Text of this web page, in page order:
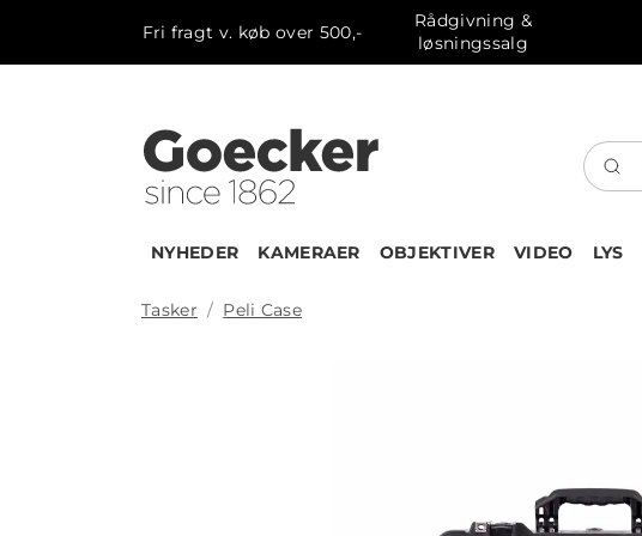
Fri fragt v. køb over 500,-
Rådgivning &
løsningssalg
NYHEDER KAMERAER OBJEKTIVER VIDEO LYS
Tasker Peli Case